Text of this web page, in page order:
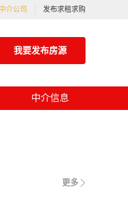
介公司 发布求租求购
我要发布房源
中介信息
更多